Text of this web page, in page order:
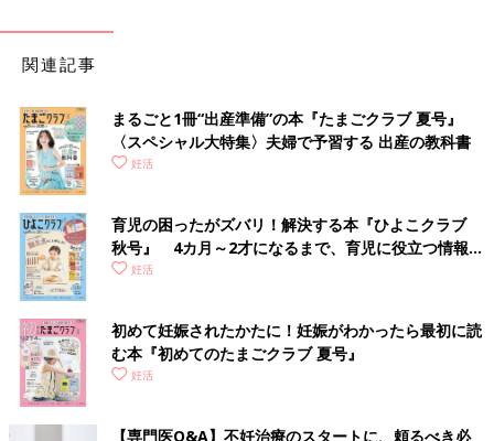
関連記事
まるごと1冊“出産準備”の本『たまごクラブ 夏号』
〈スペシャル大特集〉夫婦で予習する 出産の教科書
妊活
育児の困ったがズバリ！解決する本『ひよこクラブ
秋号』 4カ月～2才になるまで、育児に役立つ情報が
いっぱい！
妊活
初めて妊娠されたかたに！妊娠がわかったら最初に読
む本『初めてのたまごクラブ 夏号』
妊活
【専門医Q&A】不妊治療のスタートに、頼るべき必